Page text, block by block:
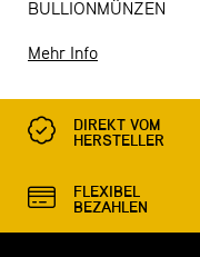
BULLIONMÜNZEN
Mehr Info
DIREKT VOM
HERSTELLER
FLEXIBEL
BEZAHLEN